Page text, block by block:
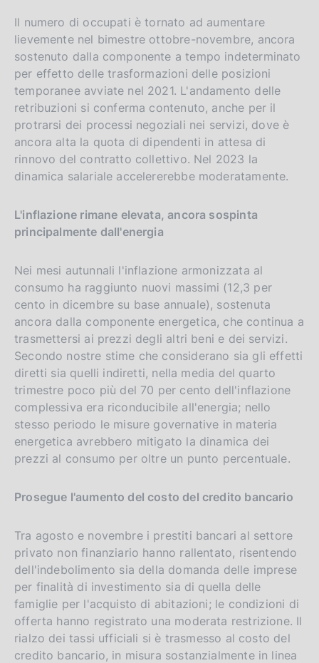
Il numero di occupati è tornato ad aumentare
lievemente nel bimestre ottobre-novembre, ancora
sostenuto dalla componente a tempo indeterminato
per effetto delle trasformazioni delle posizioni
temporanee avviate nel 2021. L'andamento delle
retribuzioni si conferma contenuto, anche per il
protrarsi dei processi negoziali nei servizi, dove è
ancora alta la quota di dipendenti in attesa di
rinnovo del contratto collettivo. Nel 2023 la
dinamica salariale accelererebbe moderatamente.
L'inflazione rimane elevata, ancora sospinta
principalmente dall'energia
Nei mesi autunnali l'inflazione armonizzata al
consumo ha raggiunto nuovi massimi (12,3 per
cento in dicembre su base annuale), sostenuta
ancora dalla componente energetica, che continua a
trasmettersi ai prezzi degli altri beni e dei servizi.
Secondo nostre stime che considerano sia gli effetti
diretti sia quelli indiretti, nella media del quarto
trimestre poco più del 70 per cento dell'inflazione
complessiva era riconducibile all'energia; nello
stesso periodo le misure governative in materia
energetica avrebbero mitigato la dinamica dei
prezzi al consumo per oltre un punto percentuale.
Prosegue l'aumento del costo del credito bancario
Tra agosto e novembre i prestiti bancari al settore
privato non finanziario hanno rallentato, risentendo
dell'indebolimento sia della domanda delle imprese
per finalità di investimento sia di quella delle
famiglie per l'acquisto di abitazioni; le condizioni di
offerta hanno registrato una moderata restrizione. Il
rialzo dei tassi ufficiali si è trasmesso al costo del
credito bancario, in misura sostanzialmente in linea